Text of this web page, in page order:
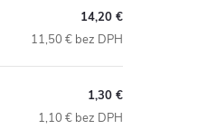
14,20 €
11,50 € bez DPH
1,30 €
1,10 € bez DPH